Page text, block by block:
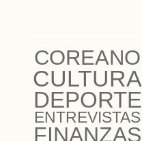
COREANO
CULTURA
DEPORTE
ENTREVISTAS
FINANZAS